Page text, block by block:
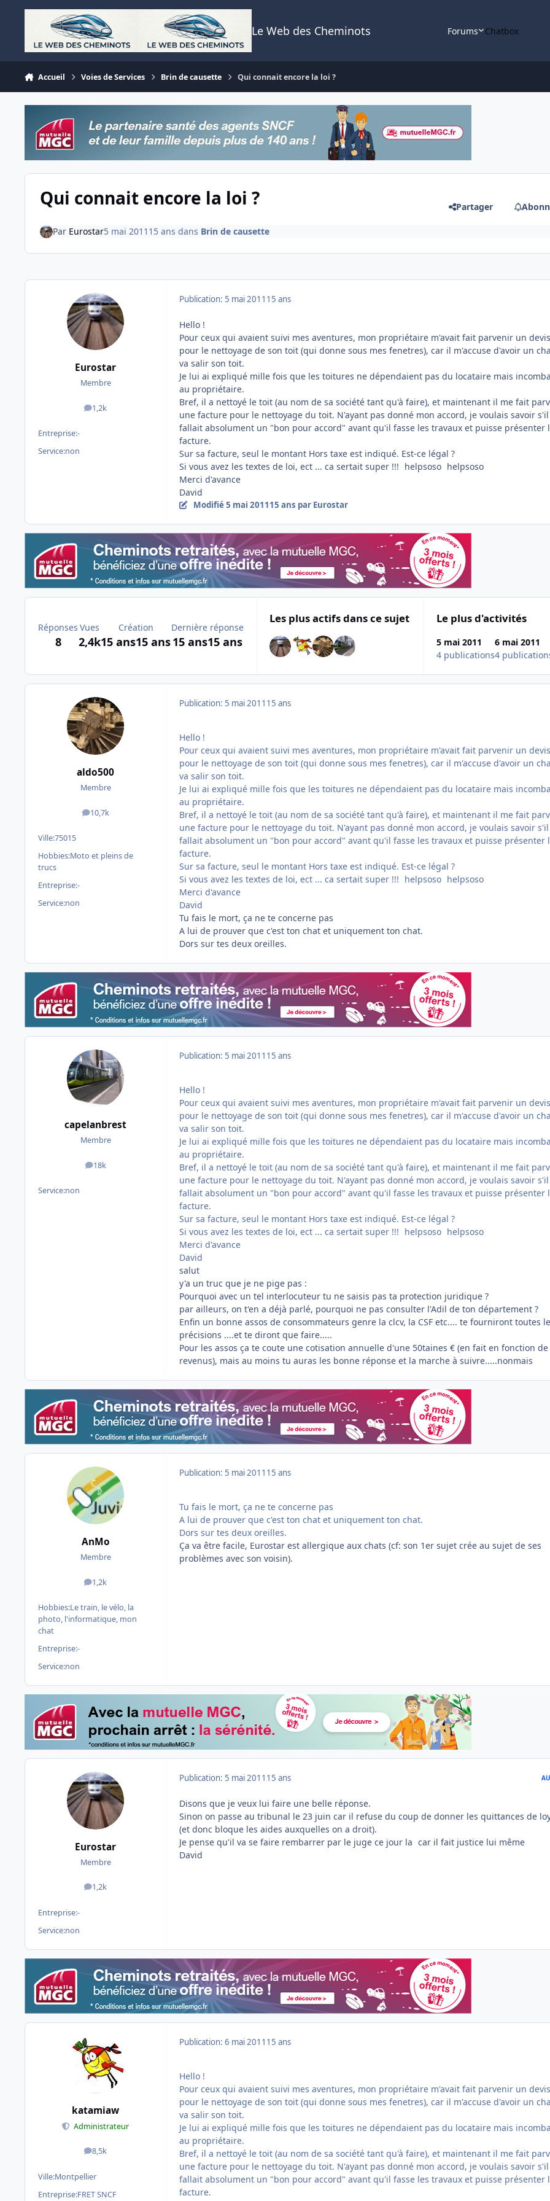
Aller au contenu
Le Web des Cheminots Forums Chatbox
Accueil Voies de Services Brin de causette Qui connait encore la loi ?
Qui connait encore la loi ? Partager
Par Eurostar5 mai 2011 15 ans dans Brin de causette
Eurostar
Membre
1,2k
messages
Entreprise:-
Service:non
Publication: 5 mai 2011 15 ans
Hello !
Pour ceux qui avaient suivi mes aventures, mon propriétaire m'avait fait parvenir un devis
pour le nettoyage de son toit (qui donne sous mes fenetres), car il m'accuse d'avoir un
va salir son toit.
Je lui ai expliqué mille fois que les toitures ne dépendaient pas du locataire mais
au propriétaire.
Bref, il a nettoyé le toit (au nom de sa société tant qu'à faire), et maintenant il me fait
une facture pour le nettoyage du toit. N'ayant pas donné mon accord, je voulais savoir s'il
fallait absolument un "bon pour accord" avant qu'il fasse les travaux et puisse présenter
facture.
Sur sa facture, seul le montant Hors taxe est indiqué. Est-ce légal ?
Si vous avez les textes de loi, ect ... ca sertait super !!! helpsoso helpsoso
Merci d'avance
David
Modifié5 mai 201115 ans par Eurostar
Réponses
8
Vues
2,4k
Création
15 ans15 ans
Dernière réponse
15 ans15 ans
Les plus actifs dans ce sujet Le plus d'activités
5 mai 2011
4 publications
6 mai 2011
4
aldo500
Membre
10,7k
messages
Ville:75015
Hobbies:Moto et pleins de
trucs
Entreprise:-
Service:non
Publication: 5 mai 2011 15 ans
Hello !
Pour ceux qui avaient suivi mes aventures, mon propriétaire m'avait fait parvenir un devis
pour le nettoyage de son toit (qui donne sous mes fenetres), car il m'accuse d'avoir un
va salir son toit.
Je lui ai expliqué mille fois que les toitures ne dépendaient pas du locataire mais
au propriétaire.
Bref, il a nettoyé le toit (au nom de sa société tant qu'à faire), et maintenant il me fait
une facture pour le nettoyage du toit. N'ayant pas donné mon accord, je voulais savoir s'il
fallait absolument un "bon pour accord" avant qu'il fasse les travaux et puisse présenter
facture.
Sur sa facture, seul le montant Hors taxe est indiqué. Est-ce légal ?
Si vous avez les textes de loi, ect ... ca sertait super !!! helpsoso helpsoso
Merci d'avance
David
Tu fais le mort, ça ne te concerne pas
A lui de prouver que c'est ton chat et uniquement ton chat.
Dors sur tes deux oreilles.
capelanbrest
Membre
18k
messages
Service:non
Publication: 5 mai 2011 15 ans
Hello !
Pour ceux qui avaient suivi mes aventures, mon propriétaire m'avait fait parvenir un devis
pour le nettoyage de son toit (qui donne sous mes fenetres), car il m'accuse d'avoir un
va salir son toit.
Je lui ai expliqué mille fois que les toitures ne dépendaient pas du locataire mais
au propriétaire.
Bref, il a nettoyé le toit (au nom de sa société tant qu'à faire), et maintenant il me fait
une facture pour le nettoyage du toit. N'ayant pas donné mon accord, je voulais savoir s'il
fallait absolument un "bon pour accord" avant qu'il fasse les travaux et puisse présenter
facture.
Sur sa facture, seul le montant Hors taxe est indiqué. Est-ce légal ?
Si vous avez les textes de loi, ect ... ca sertait super !!! helpsoso helpsoso
Merci d'avance
David
salut
y'a un truc que je ne pige pas :
Pourquoi avec un tel interlocuteur tu ne saisis pas ta protection juridique ?
par ailleurs, on t'en a déjà parlé, pourquoi ne pas consulter l'Adil de ton département ?
Enfin un bonne assos de consommateurs genre la clcv, la CSF etc.... te fourniront toutes
précisions ....et te diront que faire.....
Pour les assos ça te coute une cotisation annuelle d'une 50taines € (en fait en fonction
revenus), mais au moins tu auras les bonne réponse et la marche à suivre.....nonmais
AnMo
Membre
1,2k
messages
Hobbies:Le train, le vélo, la
photo, l'informatique, mon
chat
Entreprise:-
Service:non
Publication: 5 mai 2011 15 ans
Tu fais le mort, ça ne te concerne pas
A lui de prouver que c'est ton chat et uniquement ton chat.
Dors sur tes deux oreilles.
Ça va être facile, Eurostar est allergique aux chats (cf: son 1er sujet crée au sujet de ses
problèmes avec son voisin).
Eurostar
Membre
1,2k
messages
Entreprise:-
Service:non
Publication: 5 mai 2011 15 ans
Disons que je veux lui faire une belle réponse.
Sinon on passe au tribunal le 23 juin car il refuse du coup de donner les quittances de
(et donc bloque les aides auxquelles on a droit).
Je pense qu'il va se faire rembarrer par le juge ce jour la car il fait justice lui même
David
katamiaw
Administrateur
8,5k
messages
Ville:Montpellier
Entreprise:FRET SNCF
Publication: 6 mai 2011 15 ans
Hello !
Pour ceux qui avaient suivi mes aventures, mon propriétaire m'avait fait parvenir un devis
pour le nettoyage de son toit (qui donne sous mes fenetres), car il m'accuse d'avoir un
va salir son toit.
Je lui ai expliqué mille fois que les toitures ne dépendaient pas du locataire mais
au propriétaire.
Bref, il a nettoyé le toit (au nom de sa société tant qu'à faire), et maintenant il me fait
une facture pour le nettoyage du toit. N'ayant pas donné mon accord, je voulais savoir s'il
fallait absolument un "bon pour accord" avant qu'il fasse les travaux et puisse présenter
facture.